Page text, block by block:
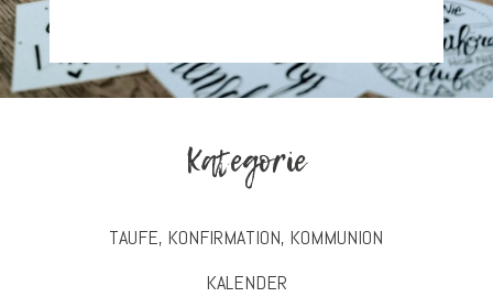
Kategorie
TAUFE, KONFIRMATION, KOMMUNION
KALENDER